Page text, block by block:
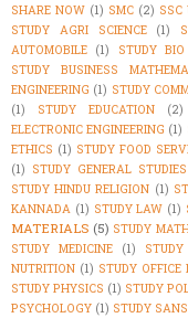
SHARE NOW (1) SMC (2) SSC
STUDY AGRI SCIENCE
(1)
AUTOMOBILE (1) STUDY
STUDY BUSINESS
ENGINEERING (1) STUDY
(1)
STUDY EDUCATION (2)
ELECTRONIC ENGINEERING (1)
ETHICS (1) STUDY FOOD
(1) STUDY GENERAL STUDIES
STUDY HINDU RELIGION (1)
KANNADA (1) STUDY LAW (1)
MATERIALS (5) STUDY
STUDY MEDICINE
(1)
NUTRITION (1) STUDY
STUDY PHYSICS (1) STUDY
PSYCHOLOGY (1) STUDY